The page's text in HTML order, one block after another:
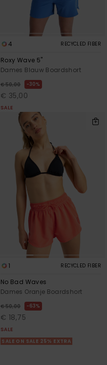
4 RECYCLED FIBER
Roxy Wave 5"
Dames Blauw Boardshort
€ 50,00 30%
€ 35,00
SALE
1 RECYCLED FIBER
No Bad Waves
Dames Oranje Boardshort
€ 50,00 63%
€ 18,75
SALE
SALE ON SALE 25% EXTRA